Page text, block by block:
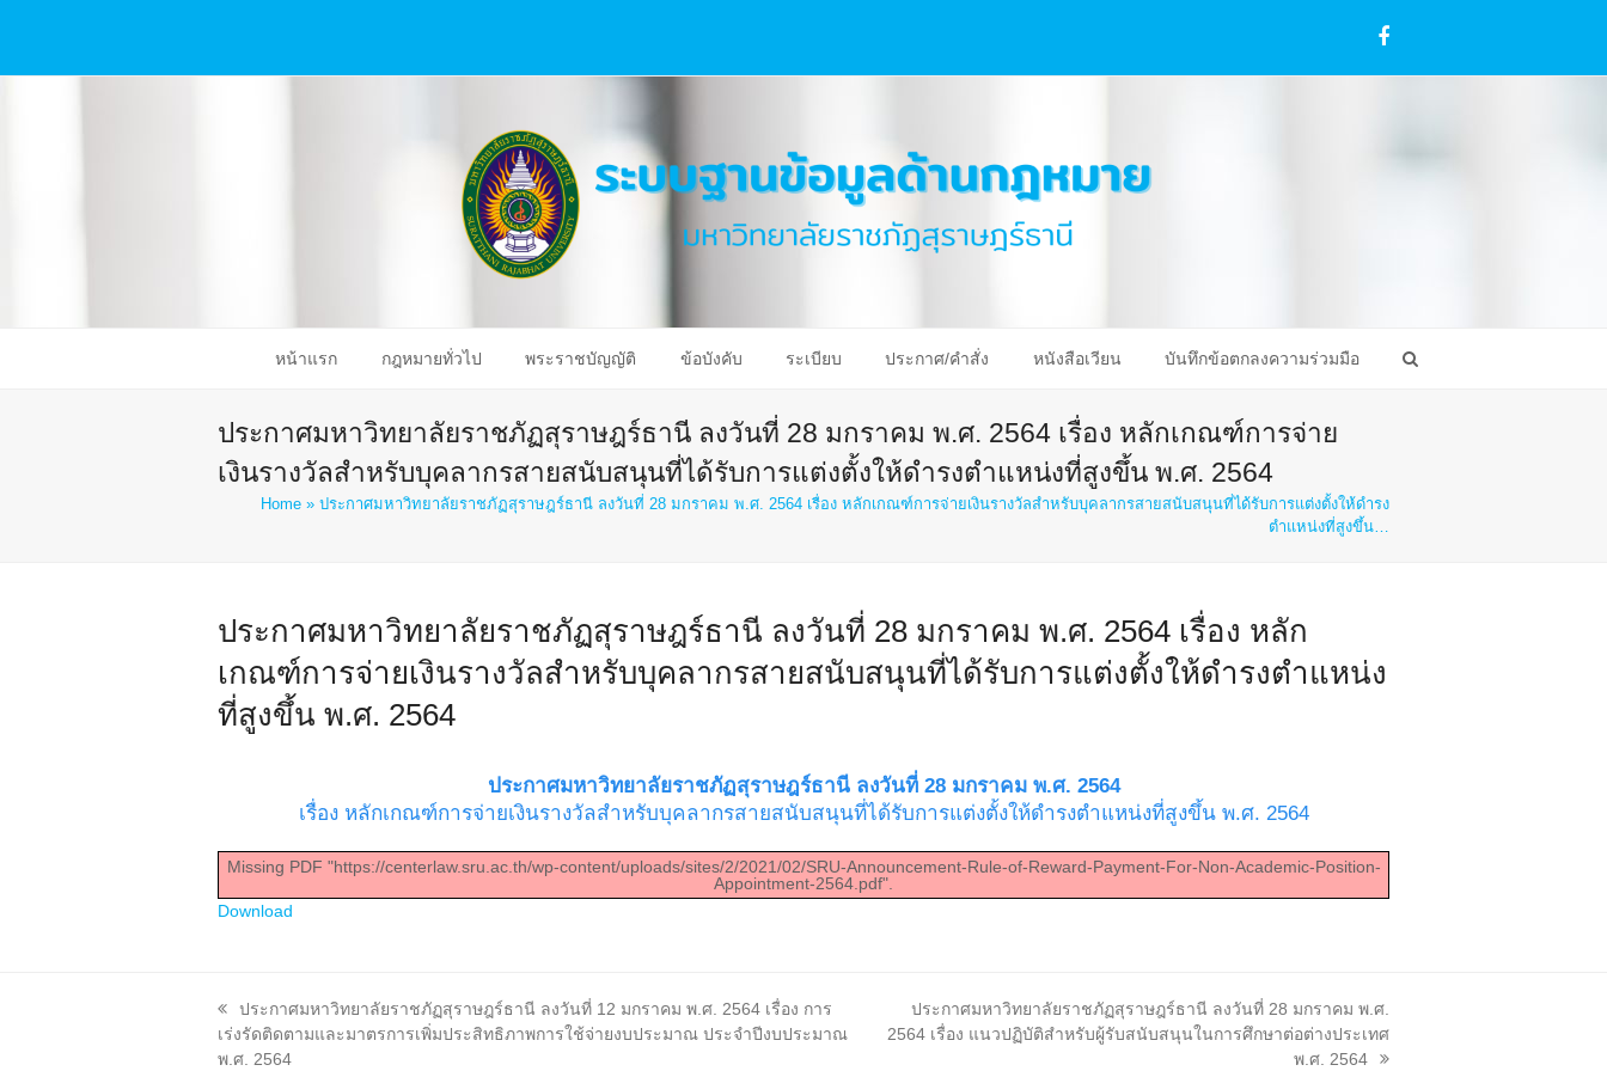
Facebook
หน้าแรก กฎหมายทั่วไป พระราชบัญญัติ ข้อบังคับ ระเบียบ ประกาศ/คำสั่ง หนังสือเวียน บันทึกข้อตกลงความร่วมมือ
ประกาศมหาวิทยาลัยราชภัฏสุราษฎร์ธานี ลงวันที่ 28 มกราคม พ.ศ. 2564 เรื่อง หลักเกณฑ์การจ่าย
เงินรางวัลสำหรับบุคลากรสายสนับสนุนที่ได้รับการแต่งตั้งให้ดำรงตำแหน่งที่สูงขึ้น พ.ศ. 2564
Home » ประกาศมหาวิทยาลัยราชภัฏสุราษฎร์ธานี ลงวันที่ 28 มกราคม พ.ศ. 2564 เรื่อง หลักเกณฑ์การจ่ายเงินรางวัลสำหรับบุคลากรสายสนับสนุนที่ได้รับการแต่งตั้งให้ดำรง
ตำแหน่งที่สูงขึ้น…
ประกาศมหาวิทยาลัยราชภัฏสุราษฎร์ธานี ลงวันที่ 28 มกราคม พ.ศ. 2564 เรื่อง หลัก
เกณฑ์การจ่ายเงินรางวัลสำหรับบุคลากรสายสนับสนุนที่ได้รับการแต่งตั้งให้ดำรงตำแหน่ง
ที่สูงขึ้น พ.ศ. 2564
ประกาศมหาวิทยาลัยราชภัฏสุราษฎร์ธานี ลงวันที่ 28 มกราคม พ.ศ. 2564
เรื่อง หลักเกณฑ์การจ่ายเงินรางวัลสำหรับบุคลากรสายสนับสนุนที่ได้รับการแต่งตั้งให้ดำรงตำแหน่งที่สูงขึ้น พ.ศ. 2564
Missing PDF "https://centerlaw.sru.ac.th/wp-content/uploads/sites/2/2021/02/SRU-Announcement-Rule-of-Reward-Payment-For-Non-Academic-Position-
Appointment-2564.pdf".
Download
previous
post:
ประกาศมหาวิทยาลัยราชภัฏสุราษฎร์ธานี ลงวันที่ 12 มกราคม พ.ศ. 2564 เรื่อง การ
เร่งรัดติดตามและมาตรการเพิ่มประสิทธิภาพการใช้จ่ายงบประมาณ ประจำปีงบประมาณ
พ.ศ. 2564
next
post:
ประกาศมหาวิทยาลัยราชภัฏสุราษฎร์ธานี ลงวันที่ 28 มกราคม พ.ศ.
2564 เรื่อง แนวปฏิบัติสำหรับผู้รับสนับสนุนในการศึกษาต่อต่างประเทศ
พ.ศ. 2564